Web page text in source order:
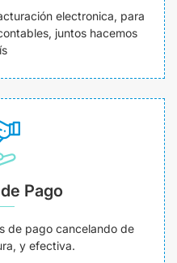
electronica, para
juntos hacemos
Pago
de pago cancelando de
y efectiva.